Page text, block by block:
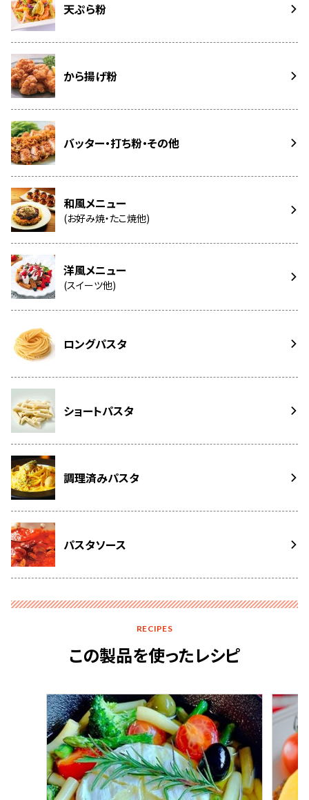
天ぷら粉
から揚げ粉
バッター・打ち粉・その他
和風メニュー
(お好み焼・たこ焼他)
洋風メニュー
(スイーツ他)
ロングパスタ
ショートパスタ
調理済みパスタ
パスタソース
RECIPES
この製品を使ったレシピ